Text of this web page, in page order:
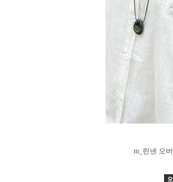
m_린넨 오